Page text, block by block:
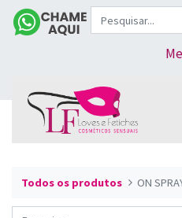
Todos os produtos ON